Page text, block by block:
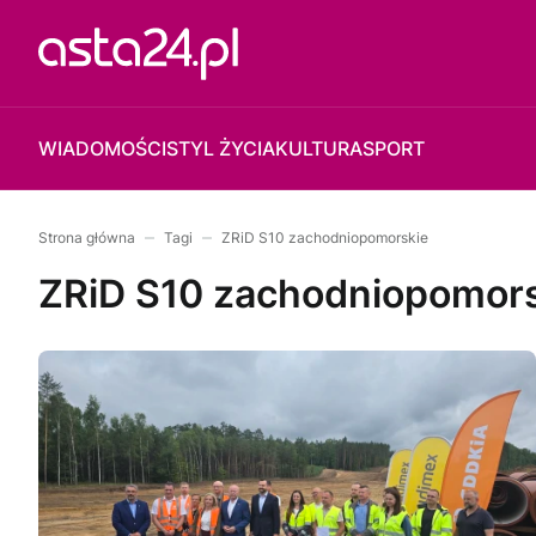
WIADOMOŚCISTYL ŻYCIAKULTURASPORT
Strona główna Tagi ZRiD S10 zachodniopomorskie
ZRiD S10